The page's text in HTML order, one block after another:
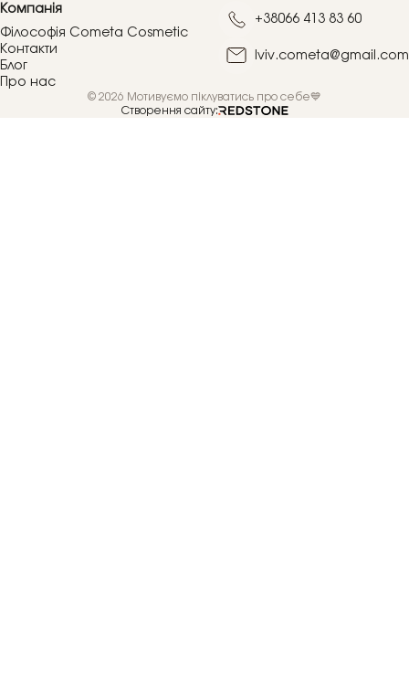
Компанія
Філософія Cometa Cosmetic
Контакти
Блог
Про нас
+38066 413 83 60
lviv.cometa@gmail.com
© 2026 Мотивуємо піклуватись про себе💙
Створення сайту: